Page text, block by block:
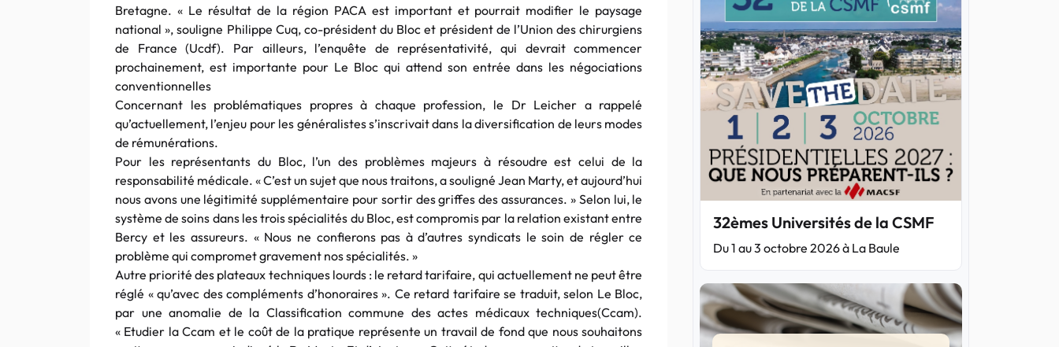
Bretagne. « Le résultat de la région PACA est important et pourrait modifier le paysage
national », souligne Philippe Cuq, co-président du Bloc et président de l’Union des chirurgiens
de France (Ucdf). Par ailleurs, l’enquête de représentativité, qui devrait commencer
prochainement, est importante pour Le Bloc qui attend son entrée dans les négociations
conventionnelles
Concernant les problématiques propres à chaque profession, le Dr Leicher a rappelé
qu’actuellement, l’enjeu pour les généralistes s’inscrivait dans la diversification de leurs modes
de rémunérations.
Pour les représentants du Bloc, l’un des problèmes majeurs à résoudre est celui de la
responsabilité médicale. « C’est un sujet que nous traitons, a souligné Jean Marty, et aujourd’hui
nous avons une légitimité supplémentaire pour sortir des griffes des assurances. » Selon lui, le
système de soins dans les trois spécialités du Bloc, est compromis par la relation existant entre
Bercy et les assureurs. « Nous ne confierons pas à d’autres syndicats le soin de régler ce
problème qui compromet gravement nos spécialités. »
Autre priorité des plateaux techniques lourds : le retard tarifaire, qui actuellement ne peut être
réglé « qu’avec des compléments d’honoraires ». Ce retard tarifaire se traduit, selon Le Bloc,
par une anomalie de la Classification commune des actes médicaux techniques(Ccam).
« Etudier la Ccam et le coût de la pratique représente un travail de fond que nous souhaitons
32èmes Universités de la CSMF
Du 1 au 3 octobre 2026 à La Baule